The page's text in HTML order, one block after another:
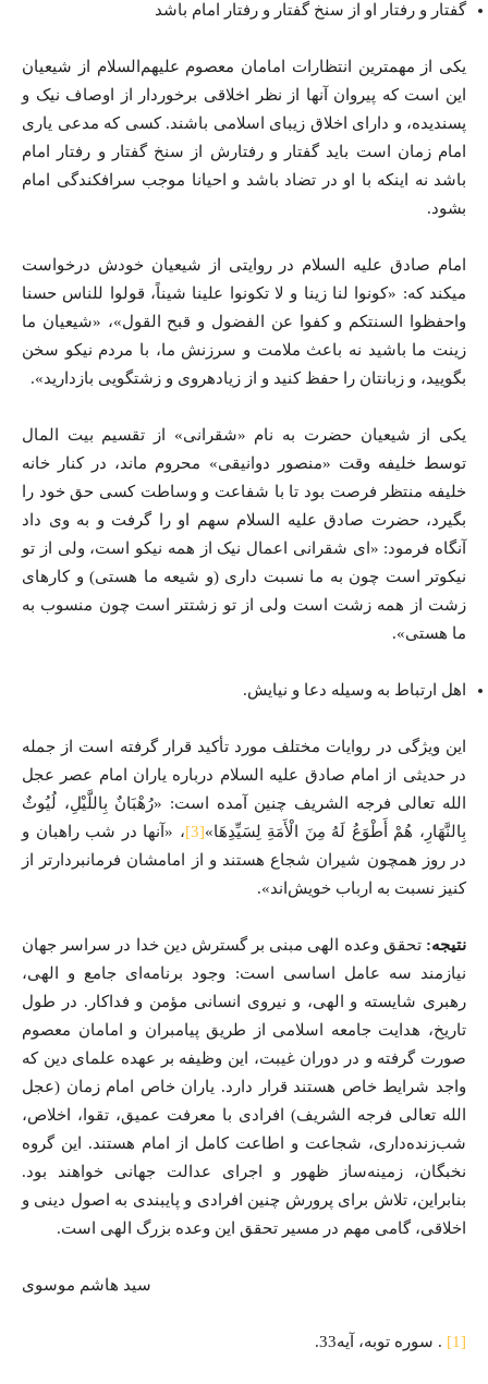
گفتار و رفتار او از سنخ گفتار و رفتار امام باشد
یکی از مهمترین انتظارات امامان معصوم علیهم‌السلام از شیعیان
این است که پیروان آنها از نظر اخلاقی برخوردار از اوصاف نیک و
پسندیده، و دارای اخلاق زیبای اسلامی باشند. کسی که مدعی یاری
امام زمان است باید گفتار و رفتارش از سنخ گفتار و رفتار امام
باشد نه اینکه با او در تضاد باشد و احیانا موجب سرافکندگی امام
بشود.
امام صادق علیه ‎السلام در روایتی از شیعیان خودش درخواست
می‎کند که: «کونوا لنا زینا و لا تکونوا علینا شیناً، قولوا للناس حسنا
واحفظوا السنتکم و کفوا عن الفضول و قبح القول»، «شیعیان ما
زینت ما باشید نه باعث ملامت و سرزنش ما، با مردم نیکو سخن
بگویید، و زبانتان را حفظ کنید و از زیاده‎روی و زشت‎گویی بازدارید».
یکی از شیعیان حضرت به نام «شقرانی» از تقسیم بیت المال
توسط خلیفه وقت «منصور دوانیقی» محروم ماند، در کنار خانه
خلیفه منتظر فرصت بود تا با شفاعت و وساطت کسی حق خود را
بگیرد، حضرت صادق علیه ‎السلام سهم او را گرفت و به وی داد
آنگاه فرمود: «ای شقرانی اعمال نیک از همه نیکو است، ولی از تو
نیکوتر است چون به ما نسبت داری (و شیعه ما هستی) و کارهای
زشت از همه زشت است ولی از تو زشت‎تر است چون منسوب به
ما هستی».
اهل ارتباط به وسیله دعا و نیایش.
این ویژگی در روایات مختلف مورد تأکید قرار گرفته است از جمله
در حدیثی از امام صادق علیه السلام درباره یاران امام عصر عجل
الله تعالی فرجه الشریف چنین آمده است: «رُهْبَانٌ بِاللَّيْلِ، لُيُوثٌ
بِالنَّهَارِ، هُمْ أَطْوَعُ لَهُ مِنَ الْأَمَةِ لِسَيِّدِهَا»[3]
، «آنها در شب راهبان و
در روز همچون شیران شجاع هستند و از امامشان فرمانبردارتر از
کنیز نسبت به ارباب خویش‌اند».
نتیجه‌: تحقق وعده الهی مبنی بر گسترش دین خدا در سراسر جهان
نیازمند سه عامل اساسی است: وجود برنامه‌ای جامع و الهی،
رهبری شایسته و الهی، و نیروی انسانی مؤمن و فداکار. در طول
تاریخ، هدایت جامعه اسلامی از طریق پیامبران و امامان معصوم
صورت گرفته و در دوران غیبت، این وظیفه بر عهده علمای دین که
واجد شرایط خاص هستند قرار دارد. یاران خاص امام زمان (عجل
الله تعالی فرجه الشریف) افرادی با معرفت عمیق، تقوا، اخلاص،
شب‌زنده‌داری، شجاعت و اطاعت کامل از امام هستند. این گروه
نخبگان، زمینه‌ساز ظهور و اجرای عدالت جهانی خواهند بود.
بنابراین، تلاش برای پرورش چنین افرادی و پایبندی به اصول دینی و
اخلاقی، گامی مهم در مسیر تحقق این وعده بزرگ الهی است.
سید هاشم موسوی
[1] . سوره توبه، آیه33.